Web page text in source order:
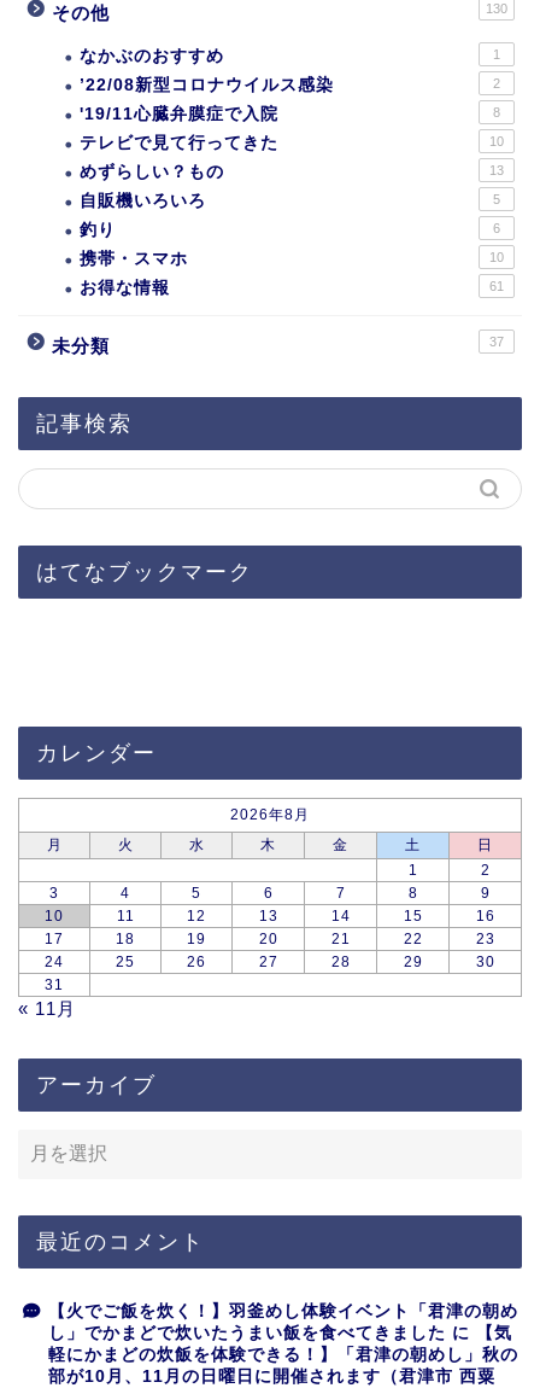
その他 130
なかぶのおすすめ 1
’22/08新型コロナウイルス感染 2
'19/11心臓弁膜症で入院 8
テレビで見て行ってきた 10
めずらしい？もの 13
自販機いろいろ 5
釣り 6
携帯・スマホ 10
お得な情報 61
未分類 37
記事検索
はてなブックマーク
カレンダー
2026年8月
月
火 水 木 金 土
日
1
2
3
4 5 6 7 8
9
10
11 12 13 14 15
16
17
18 19 20 21 22
23
24
25 26 27 28 29
30
31
« 11月
アーカイブ
最近のコメント
【火でご飯を炊く！】羽釜めし体験イベント「君津の朝め
し」でかまどで炊いたうまい飯を食べてきました に
【気
軽にかまどの炊飯を体験できる！】「君津の朝めし」秋の
部が10月、11月の日曜日に開催されます（君津市 西粟